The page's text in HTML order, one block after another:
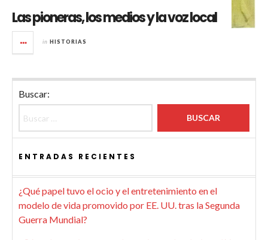
Las pioneras, los medios y la voz local
in HISTORIAS
Buscar:
ENTRADAS RECIENTES
¿Qué papel tuvo el ocio y el entretenimiento en el
modelo de vida promovido por EE. UU. tras la Segunda
Guerra Mundial?